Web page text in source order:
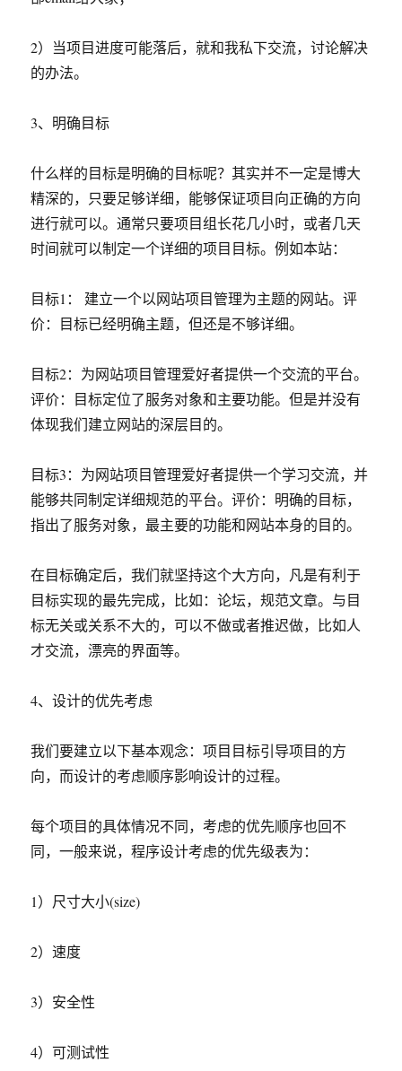
2）当项目进度可能落后，就和我私下交流，讨论解决
的办法。
3、明确目标
什么样的目标是明确的目标呢？其实并不一定是博大
精深的，只要足够详细，能够保证项目向正确的方向
进行就可以。通常只要项目组长花几小时，或者几天
时间就可以制定一个详细的项目目标。例如本站：
目标1： 建立一个以网站项目管理为主题的网站。评
价：目标已经明确主题，但还是不够详细。
目标2：为网站项目管理爱好者提供一个交流的平台。
评价：目标定位了服务对象和主要功能。但是并没有
体现我们建立网站的深层目的。
目标3：为网站项目管理爱好者提供一个学习交流，并
能够共同制定详细规范的平台。评价：明确的目标，
指出了服务对象，最主要的功能和网站本身的目的。
在目标确定后，我们就坚持这个大方向，凡是有利于
目标实现的最先完成，比如：论坛，规范文章。与目
标无关或关系不大的，可以不做或者推迟做，比如人
才交流，漂亮的界面等。
4、设计的优先考虑
我们要建立以下基本观念：项目目标引导项目的方
向，而设计的考虑顺序影响设计的过程。
每个项目的具体情况不同，考虑的优先顺序也回不
同，一般来说，程序设计考虑的优先级表为：
1）尺寸大小(size)
2）速度
3）安全性
4）可测试性